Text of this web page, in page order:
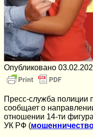
Опубликовано
Пресс-служба полиции
сообщает о
отношении 14-ти
УК РФ (